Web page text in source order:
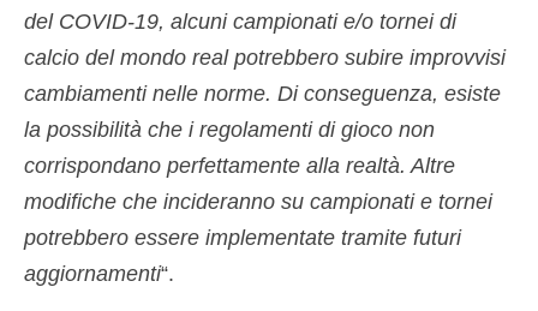
del COVID-19, alcuni campionati e/o tornei di
calcio del mondo real potrebbero subire improvvisi
cambiamenti nelle norme. Di conseguenza, esiste
la possibilità che i regolamenti di gioco non
corrispondano perfettamente alla realtà. Altre
modifiche che incideranno su campionati e tornei
potrebbero essere implementate tramite futuri
aggiornamenti“.